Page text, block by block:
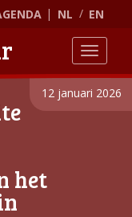
NL EN
12 januari 2026
het